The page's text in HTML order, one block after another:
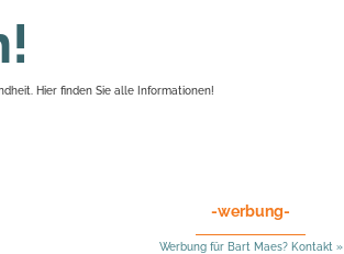
Hier finden Sie alle Informationen!
-werbung-
Werbung für Bart Maes? Kontakt »